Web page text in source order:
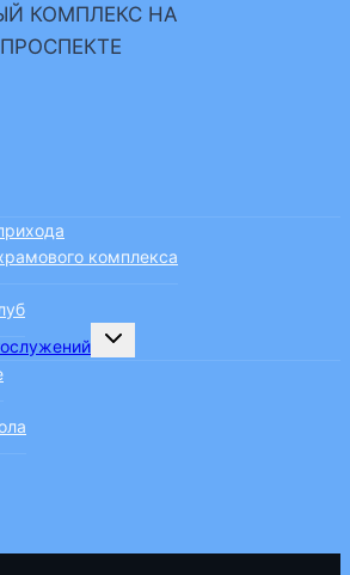
КОМПЛЕКС НА
комплекса
Переключить